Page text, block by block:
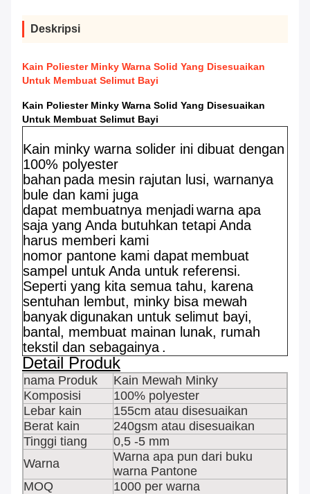
Deskripsi
Kain Poliester Minky Warna Solid Yang Disesuaikan
Untuk Membuat Selimut Bayi
Kain Poliester Minky Warna Solid Yang Disesuaikan
Untuk Membuat Selimut Bayi
Kain minky warna solider ini dibuat dengan
100% polyester
bahan pada mesin rajutan lusi, warnanya
bule dan kami juga
dapat membuatnya menjadiwarna apa
saja yang Anda butuhkan tetapi Anda
harus memberi kami
nomor pantone kami dapat membuat
sampel untuk Anda untuk referensi.
Seperti yang kita semua tahu, karena
sentuhan lembut, minky bisa mewah
banyakdigunakan untuk selimut bayi,
bantal, membuat mainan lunak, rumah
tekstil dan sebagainya .
Detail Produk
nama Produk
Kain Mewah Minky
Komposisi
100% polyester
Lebar kain
155cm atau disesuaikan
Berat kain
240gsm atau disesuaikan
Tinggi tiang
0,5 -5 mm
Warna
Warna apa pun dari buku
warna Pantone
MOQ
1000 per warna